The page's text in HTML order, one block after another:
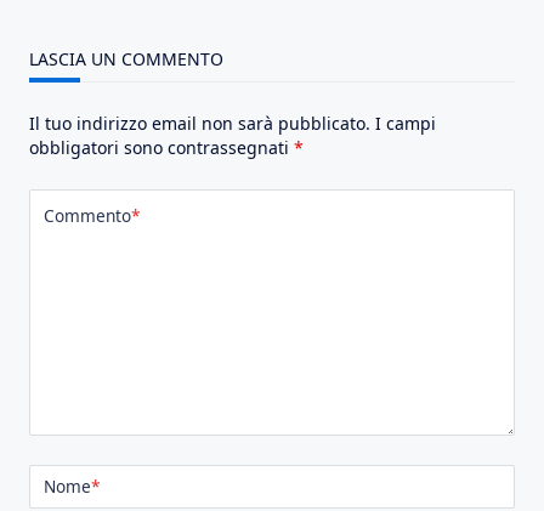
LASCIA UN COMMENTO
Il tuo indirizzo email non sarà pubblicato. I campi
obbligatori sono contrassegnati *
Commento*
Nome*